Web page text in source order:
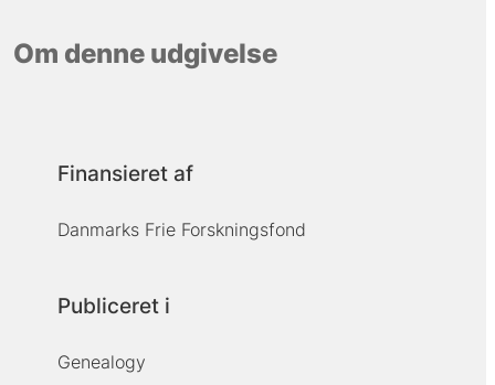
Om denne udgivelse
Finansieret af
Danmarks Frie Forskningsfond
Publiceret i
Genealogy